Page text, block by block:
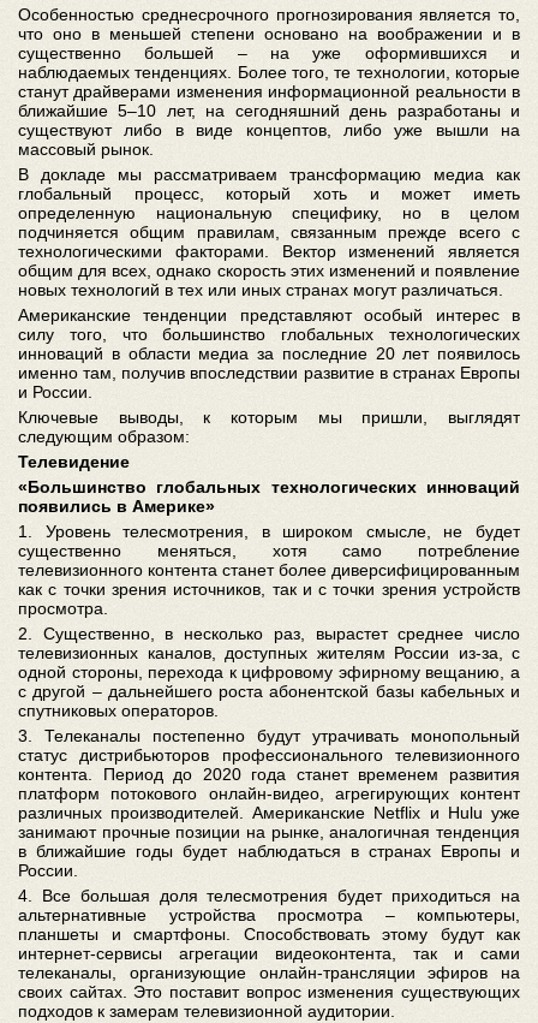
Особенностью среднесрочного прогнозирования является то,
что оно в меньшей степени основано на воображении и в
существенно большей – на уже оформившихся и
наблюдаемых тенденциях. Более того, те технологии, которые
станут драйверами изменения информационной реальности в
ближайшие 5–10 лет, на сегодняшний день разработаны и
существуют либо в виде концептов, либо уже вышли на
массовый рынок.
В докладе мы рассматриваем трансформацию медиа как
глобальный процесс, который хоть и может иметь
определенную национальную специфику, но в целом
подчиняется общим правилам, связанным прежде всего с
технологическими факторами. Вектор изменений является
общим для всех, однако скорость этих изменений и появление
новых технологий в тех или иных странах могут различаться.
Американские тенденции представляют особый интерес в
силу того, что большинство глобальных технологических
инноваций в области медиа за последние 20 лет появилось
именно там, получив впоследствии развитие в странах Европы
и России.
Ключевые выводы, к которым мы пришли, выглядят
следующим образом:
Телевидение
«Большинство глобальных технологических инноваций
появились в Америке»
1. Уровень телесмотрения, в широком смысле, не будет
существенно меняться, хотя само потребление
телевизионного контента станет более диверсифицированным
как с точки зрения источников, так и с точки зрения устройств
просмотра.
2. Существенно, в несколько раз, вырастет среднее число
телевизионных каналов, доступных жителям России из-за, с
одной стороны, перехода к цифровому эфирному вещанию, а
с другой – дальнейшего роста абонентской базы кабельных и
спутниковых операторов.
3. Телеканалы постепенно будут утрачивать монопольный
статус дистрибьюторов профессионального телевизионного
контента. Период до 2020 года станет временем развития
платформ потокового онлайн-видео, агрегирующих контент
различных производителей. Американские Netflix и Hulu уже
занимают прочные позиции на рынке, аналогичная тенденция
в ближайшие годы будет наблюдаться в странах Европы и
России.
4. Все большая доля телесмотрения будет приходиться на
альтернативные устройства просмотра – компьютеры,
планшеты и смартфоны. Способствовать этому будут как
интернет-сервисы агрегации видеоконтента, так и сами
телеканалы, организующие онлайн-трансляции эфиров на
своих сайтах. Это поставит вопрос изменения существующих
подходов к замерам телевизионной аудитории.